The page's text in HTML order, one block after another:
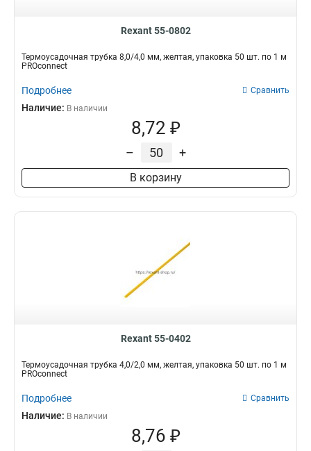
Rexant 55-0802
Термоусадочная трубка 8,0/4,0 мм, желтая, упаковка 50 шт. по 1 м
PROconnect
Подробнее Сравнить
Наличие: В наличии
8,72 ₽
– +
В корзину
Rexant 55-0402
Термоусадочная трубка 4,0/2,0 мм, желтая, упаковка 50 шт. по 1 м
PROconnect
Подробнее Сравнить
Наличие: В наличии
8,76 ₽